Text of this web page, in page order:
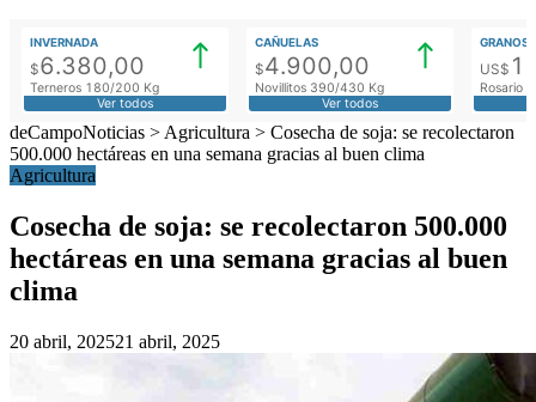
INVERNADA
$6.380,00
Terneros 180/200 Kg
Ver todos
CAÑUELAS
$4.900,00
Novillitos 390/430 Kg
Ver todos
GRANOS
US$
Rosario
deCampoNoticias > Agricultura > Cosecha de soja: se recolectaron
500.000 hectáreas en una semana gracias al buen clima
Agricultura
Cosecha de soja: se recolectaron 500.000
hectáreas en una semana gracias al buen
clima
20 abril, 202521 abril, 2025